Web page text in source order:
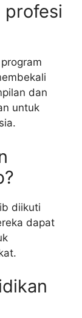
profesi
dan
untuk
diikuti
dapat